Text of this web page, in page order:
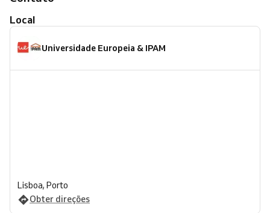
Local
Universidade Europeia & IPAM
Lisboa, Porto
Obter direções